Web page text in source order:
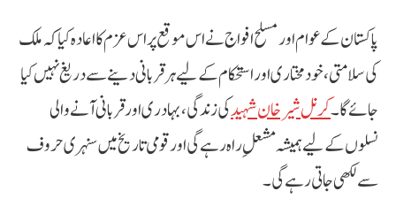
پاکستان کے عوام اور مسلح افواج نے اس موقع پر اس عزم کا اعادہ کیا کہ ملک
کی سلامتی، خودمختاری اور استحکام کے لیے ہر قربانی دینے سے دریغ نہیں کیا
جائے گا۔کرنل شیر خان شہیدکی زندگی، بہادری اور قربانی آنے والی
نسلوں کے لیے ہمیشہ مشعلِ راہ رہے گی اور قومی تاریخ میں سنہری حروف
سے لکھی جاتی رہے گی۔